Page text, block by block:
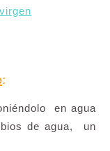
:
en agua
de agua, un